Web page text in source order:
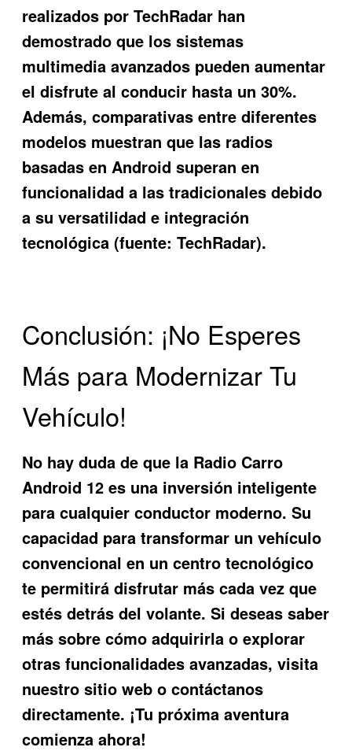
realizados por TechRadar han
demostrado que los sistemas
multimedia avanzados pueden aumentar
el disfrute al conducir hasta un 30%.
Además, comparativas entre diferentes
modelos muestran que las radios
basadas en Android superan en
funcionalidad a las tradicionales debido
a su versatilidad e integración
tecnológica (fuente: TechRadar).
Conclusión: ¡No Esperes
Más para Modernizar Tu
Vehículo!
No hay duda de que la Radio Carro
Android 12 es una inversión inteligente
para cualquier conductor moderno. Su
capacidad para transformar un vehículo
convencional en un centro tecnológico
te permitirá disfrutar más cada vez que
estés detrás del volante. Si deseas saber
más sobre cómo adquirirla o explorar
otras funcionalidades avanzadas, visita
nuestro sitio web o contáctanos
directamente. ¡Tu próxima aventura
comienza ahora!